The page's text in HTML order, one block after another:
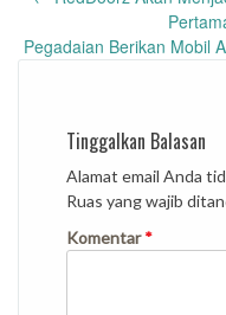
Pegadaian Berikan Mobil
Tinggalkan Balasan
Alamat email Anda
Ruas yang wajib
Komentar*